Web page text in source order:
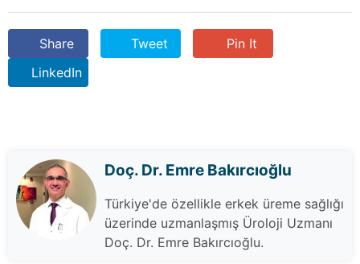
Share Tweet
Pin It
LinkedIn
Doç. Dr. Emre Bakırcıoğlu
Türkiye'de özellikle erkek üreme sağlığı
üzerinde uzmanlaşmış Üroloji Uzmanı
Doç. Dr. Emre Bakırcıoğlu.